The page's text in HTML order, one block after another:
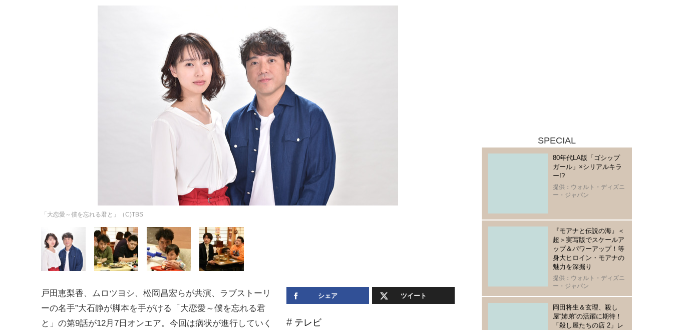
「大恋愛～僕を忘れる君と」（C)TBS
シェア ツイート
テレビ
戸田恵梨香、ムロツヨシ、松岡昌宏らが共演、ラブストーリ
ーの名手”大石静が脚本を手がける「大恋愛～僕を忘れる君
と」の第9話が12月7日オンエア。今回は病状が進行していく
SPECIAL
80年代LA版「ゴシップ
ガール」×シリアルキラ
ー!?
提供：ウォルト・ディズニ
ー・ジャパン
『モアナと伝説の海』＜
超＞実写版でスケールア
ップ＆パワーアップ！等
身大ヒロイン・モアナの
魅力を深掘り
提供：ウォルト・ディズニ
ー・ジャパン
岡田将生＆玄理、殺し
屋“姉弟“の活躍に期待！
「殺し屋たちの店 2」レ